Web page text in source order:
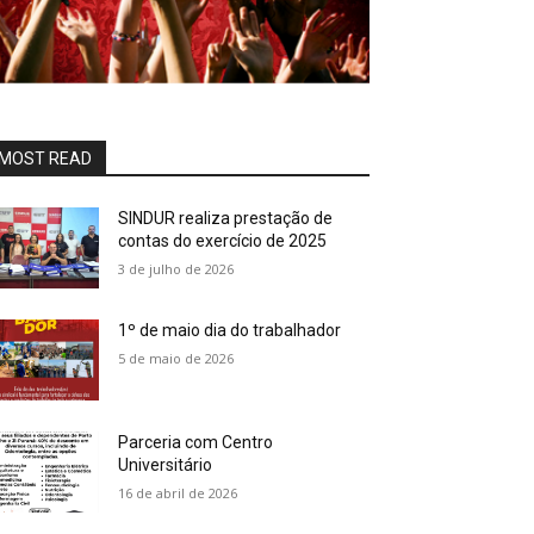
READ
SINDUR realiza prestação de
contas do exercício de 2025
3 de julho de 2026
1º de maio dia do trabalhador
5 de maio de 2026
Parceria com Centro
Universitário
16 de abril de 2026